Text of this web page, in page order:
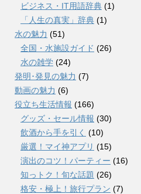
ビジネス・IT用語辞典 (1)
「人生の真実」辞典 (1)
水の魅力 (51)
全国・水施設ガイド (26)
水の雑学 (24)
発明･発見の魅力 (7)
動画の魅力 (6)
役立ち生活情報 (166)
グッズ・セール情報 (30)
飲酒から手を引く (10)
厳選！マイ神アプリ (15)
演出のコツ！パーティー (16)
知っトク！旬な話題 (26)
格安・極上！旅行プラン (7)